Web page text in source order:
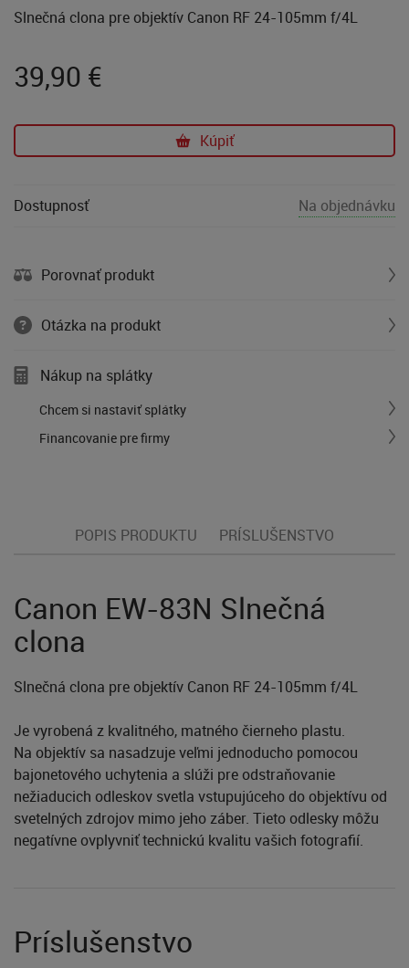
Slnečná clona pre objektív Canon RF 24-105mm f/4L
39,90 €
Kúpiť
Dostupnosť Na objednávku
Porovnať produkt
Otázka na produkt
Nákup na splátky
Chcem si nastaviť splátky
Financovanie pre firmy
POPIS PRODUKTU PRÍSLUŠENSTVO
Canon EW-83N Slnečná
clona
Slnečná clona pre objektív Canon RF 24-105mm f/4L
Je vyrobená z kvalitného, matného čierneho plastu.
Na objektív sa nasadzuje veľmi jednoducho pomocou
bajonetového uchytenia a slúži pre odstraňovanie
nežiaducich odleskov svetla vstupujúceho do objektívu od
svetelných zdrojov mimo jeho záber. Tieto odlesky môžu
negatívne ovplyvniť technickú kvalitu vašich fotografií.
Príslušenstvo